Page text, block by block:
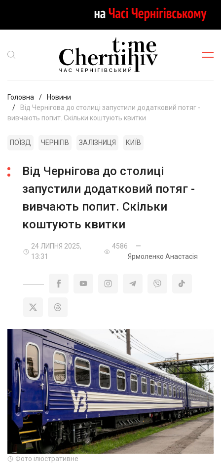
Головна
Новини
Від Чернігова до столиці запустили додатковий потяг -
вивчають попит. Скільки коштують квитки
ПОЇЗД ЧЕРНІГІВ ЗАЛІЗНИЦЯ КИЇВ
Від Чернігова до столиці
запустили додатковий потяг -
вивчають попит. Скільки
коштують квитки
24 ЛИПНЯ 2025,
13:31
4586
—
Ярмоленко Анастасія
Фото ілюстративне